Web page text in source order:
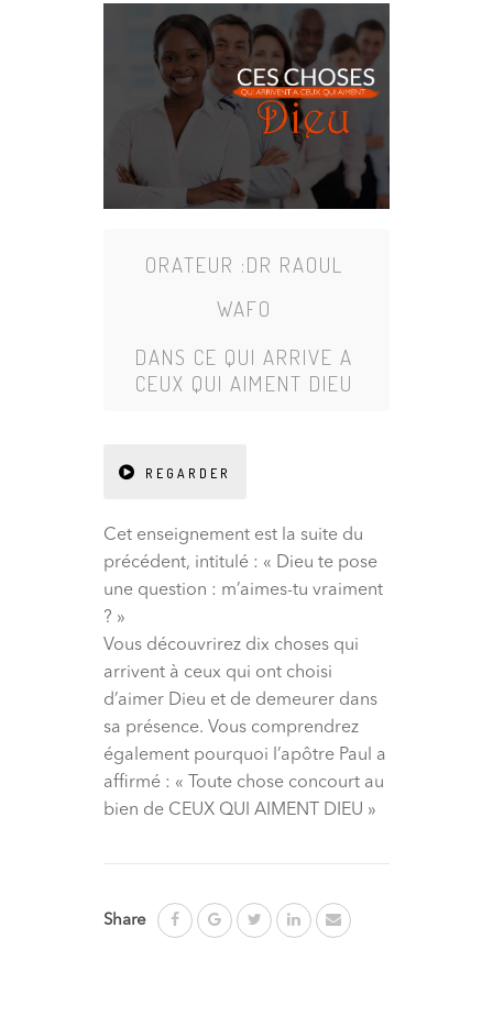
ORATEUR :DR RAOUL
WAFO
DANS CE QUI ARRIVE A
CEUX QUI AIMENT DIEU
REGARDER
Cet enseignement est la suite du
précédent, intitulé : « Dieu te pose
une question : m’aimes-tu vraiment
? »
Vous découvrirez dix choses qui
arrivent à ceux qui ont choisi
d’aimer Dieu et de demeurer dans
sa présence. Vous comprendrez
également pourquoi l’apôtre Paul a
affirmé : « Toute chose concourt au
bien de CEUX QUI AIMENT DIEU »
Share